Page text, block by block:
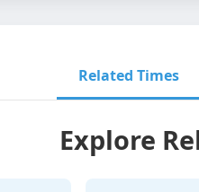
Related Times
Explore